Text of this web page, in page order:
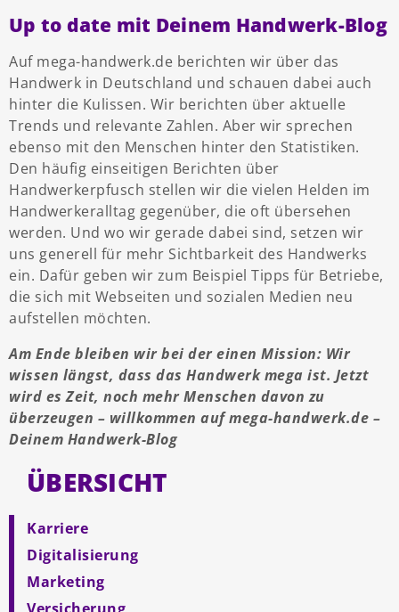
Up to date mit Deinem Handwerk-Blog
Auf mega-handwerk.de berichten wir über das
Handwerk in Deutschland und schauen dabei auch
hinter die Kulissen. Wir berichten über aktuelle
Trends und relevante Zahlen. Aber wir sprechen
ebenso mit den Menschen hinter den Statistiken.
Den häufig einseitigen Berichten über
Handwerkerpfusch stellen wir die vielen Helden im
Handwerkeralltag gegenüber, die oft übersehen
werden. Und wo wir gerade dabei sind, setzen wir
uns generell für mehr Sichtbarkeit des Handwerks
ein. Dafür geben wir zum Beispiel Tipps für Betriebe,
die sich mit Webseiten und sozialen Medien neu
aufstellen möchten.
Am Ende bleiben wir bei der einen Mission: Wir
wissen längst, dass das Handwerk mega ist. Jetzt
wird es Zeit, noch mehr Menschen davon zu
überzeugen – willkommen auf mega-handwerk.de –
Deinem Handwerk-Blog
ÜBERSICHT
Karriere
Digitalisierung
Marketing